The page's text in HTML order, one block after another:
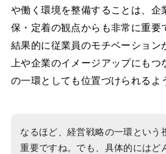
や働く環境を整備することは、企
保・定着の観点からも非常に重要
結果的に従業員のモチベーション
上や企業のイメージアップにもつ
の一環としても位置づけられるよ
なるほど、経営戦略の一環という
重要ですね。でも、具体的にはど